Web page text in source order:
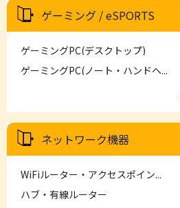
ゲーミング / eSPORTS
ゲーミングPC(デスクトップ)
ゲーミングPC(ノート・ハンドヘ...
ネットワーク機器
WiFiルーター・アクセスポイン...
ハブ・有線ルーター